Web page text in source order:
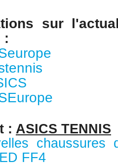
sur
:
: ASICS TENNIS
chaussures
FF4